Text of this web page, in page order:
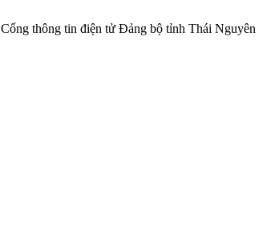
Cổng thông tin điện tử Đảng bộ tỉnh Thái Nguyên